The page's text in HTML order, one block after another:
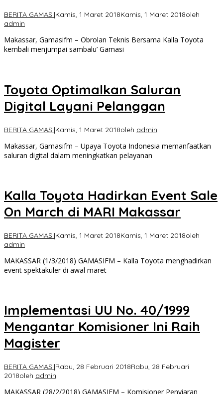
BERITA GAMASI|Kamis, 1 Maret 2018Kamis, 1 Maret 2018oleh
admin
Makassar, Gamasifm – Obrolan Teknis Bersama Kalla Toyota
kembali menjumpai sambalu’ Gamasi
Toyota Optimalkan Saluran
Digital Layani Pelanggan
BERITA GAMASI|Kamis, 1 Maret 2018oleh admin
Makassar, Gamasifm – Upaya Toyota Indonesia memanfaatkan
saluran digital dalam meningkatkan pelayanan
Kalla Toyota Hadirkan Event Sale
On March di MARI Makassar
BERITA GAMASI|Kamis, 1 Maret 2018Kamis, 1 Maret 2018oleh
admin
MAKASSAR (1/3/2018) GAMASIFM – Kalla Toyota menghadirkan
event spektakuler di awal maret
Implementasi UU No. 40/1999
Mengantar Komisioner Ini Raih
Magister
BERITA GAMASI|Rabu, 28 Februari 2018Rabu, 28 Februari
2018oleh admin
MAKASSAR (28/2/2018) GAMASIFM – Komisioner Penyiaran